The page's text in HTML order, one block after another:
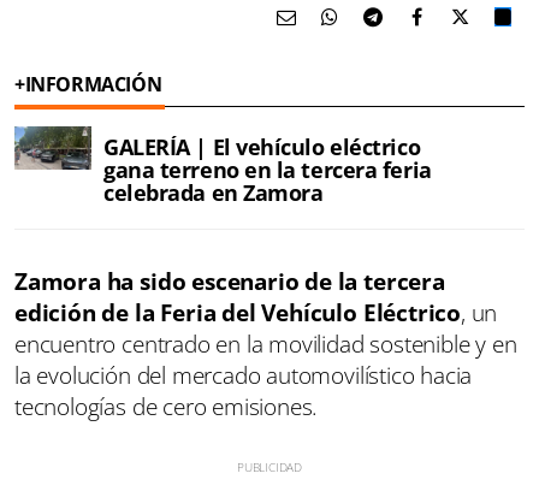
+INFORMACIÓN
GALERÍA | El vehículo eléctrico
gana terreno en la tercera feria
celebrada en Zamora
Zamora ha sido escenario de la tercera
edición de la Feria del Vehículo Eléctrico, un
encuentro centrado en la movilidad sostenible y en
la evolución del mercado automovilístico hacia
tecnologías de cero emisiones.